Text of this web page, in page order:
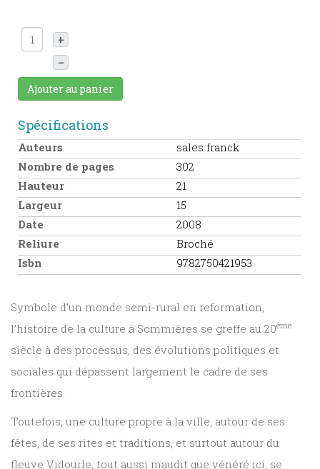
+
–
Ajouter au panier
Spécifications
Auteurs
sales franck
Nombre de pages
302
Hauteur
21
Largeur
15
Date
2008
Reliure
Broché
Isbn
9782750421953
Symbole d’un monde semi-rural en reformation,
l’histoire de la culture à Sommières se greffe au 20ème
siècle à des processus, des évolutions politiques et
sociales qui dépassent largement le cadre de ses
frontières.
Toutefois, une culture propre à la ville, autour de ses
fêtes, de ses rites et traditions, et surtout autour du
fleuve Vidourle, tout aussi maudit que vénéré ici, se